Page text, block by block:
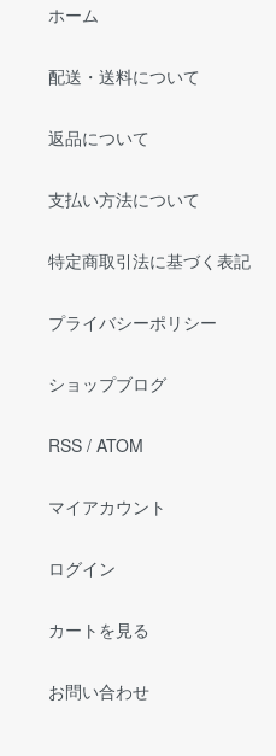
ホーム
配送・送料について
返品について
支払い方法について
特定商取引法に基づく表記
プライバシーポリシー
ショップブログ
RSS / ATOM
マイアカウント
ログイン
カートを見る
お問い合わせ